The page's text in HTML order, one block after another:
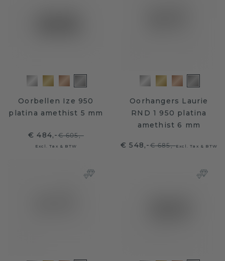
Oorbellen Ize 950
platina amethist 5 mm
€ 484,-€ 605,-
Excl. Tax & BTW
Oorhangers Laurie
RND 1 950 platina
amethist 6 mm
€ 548,-€ 685,-Excl. Tax & BTW